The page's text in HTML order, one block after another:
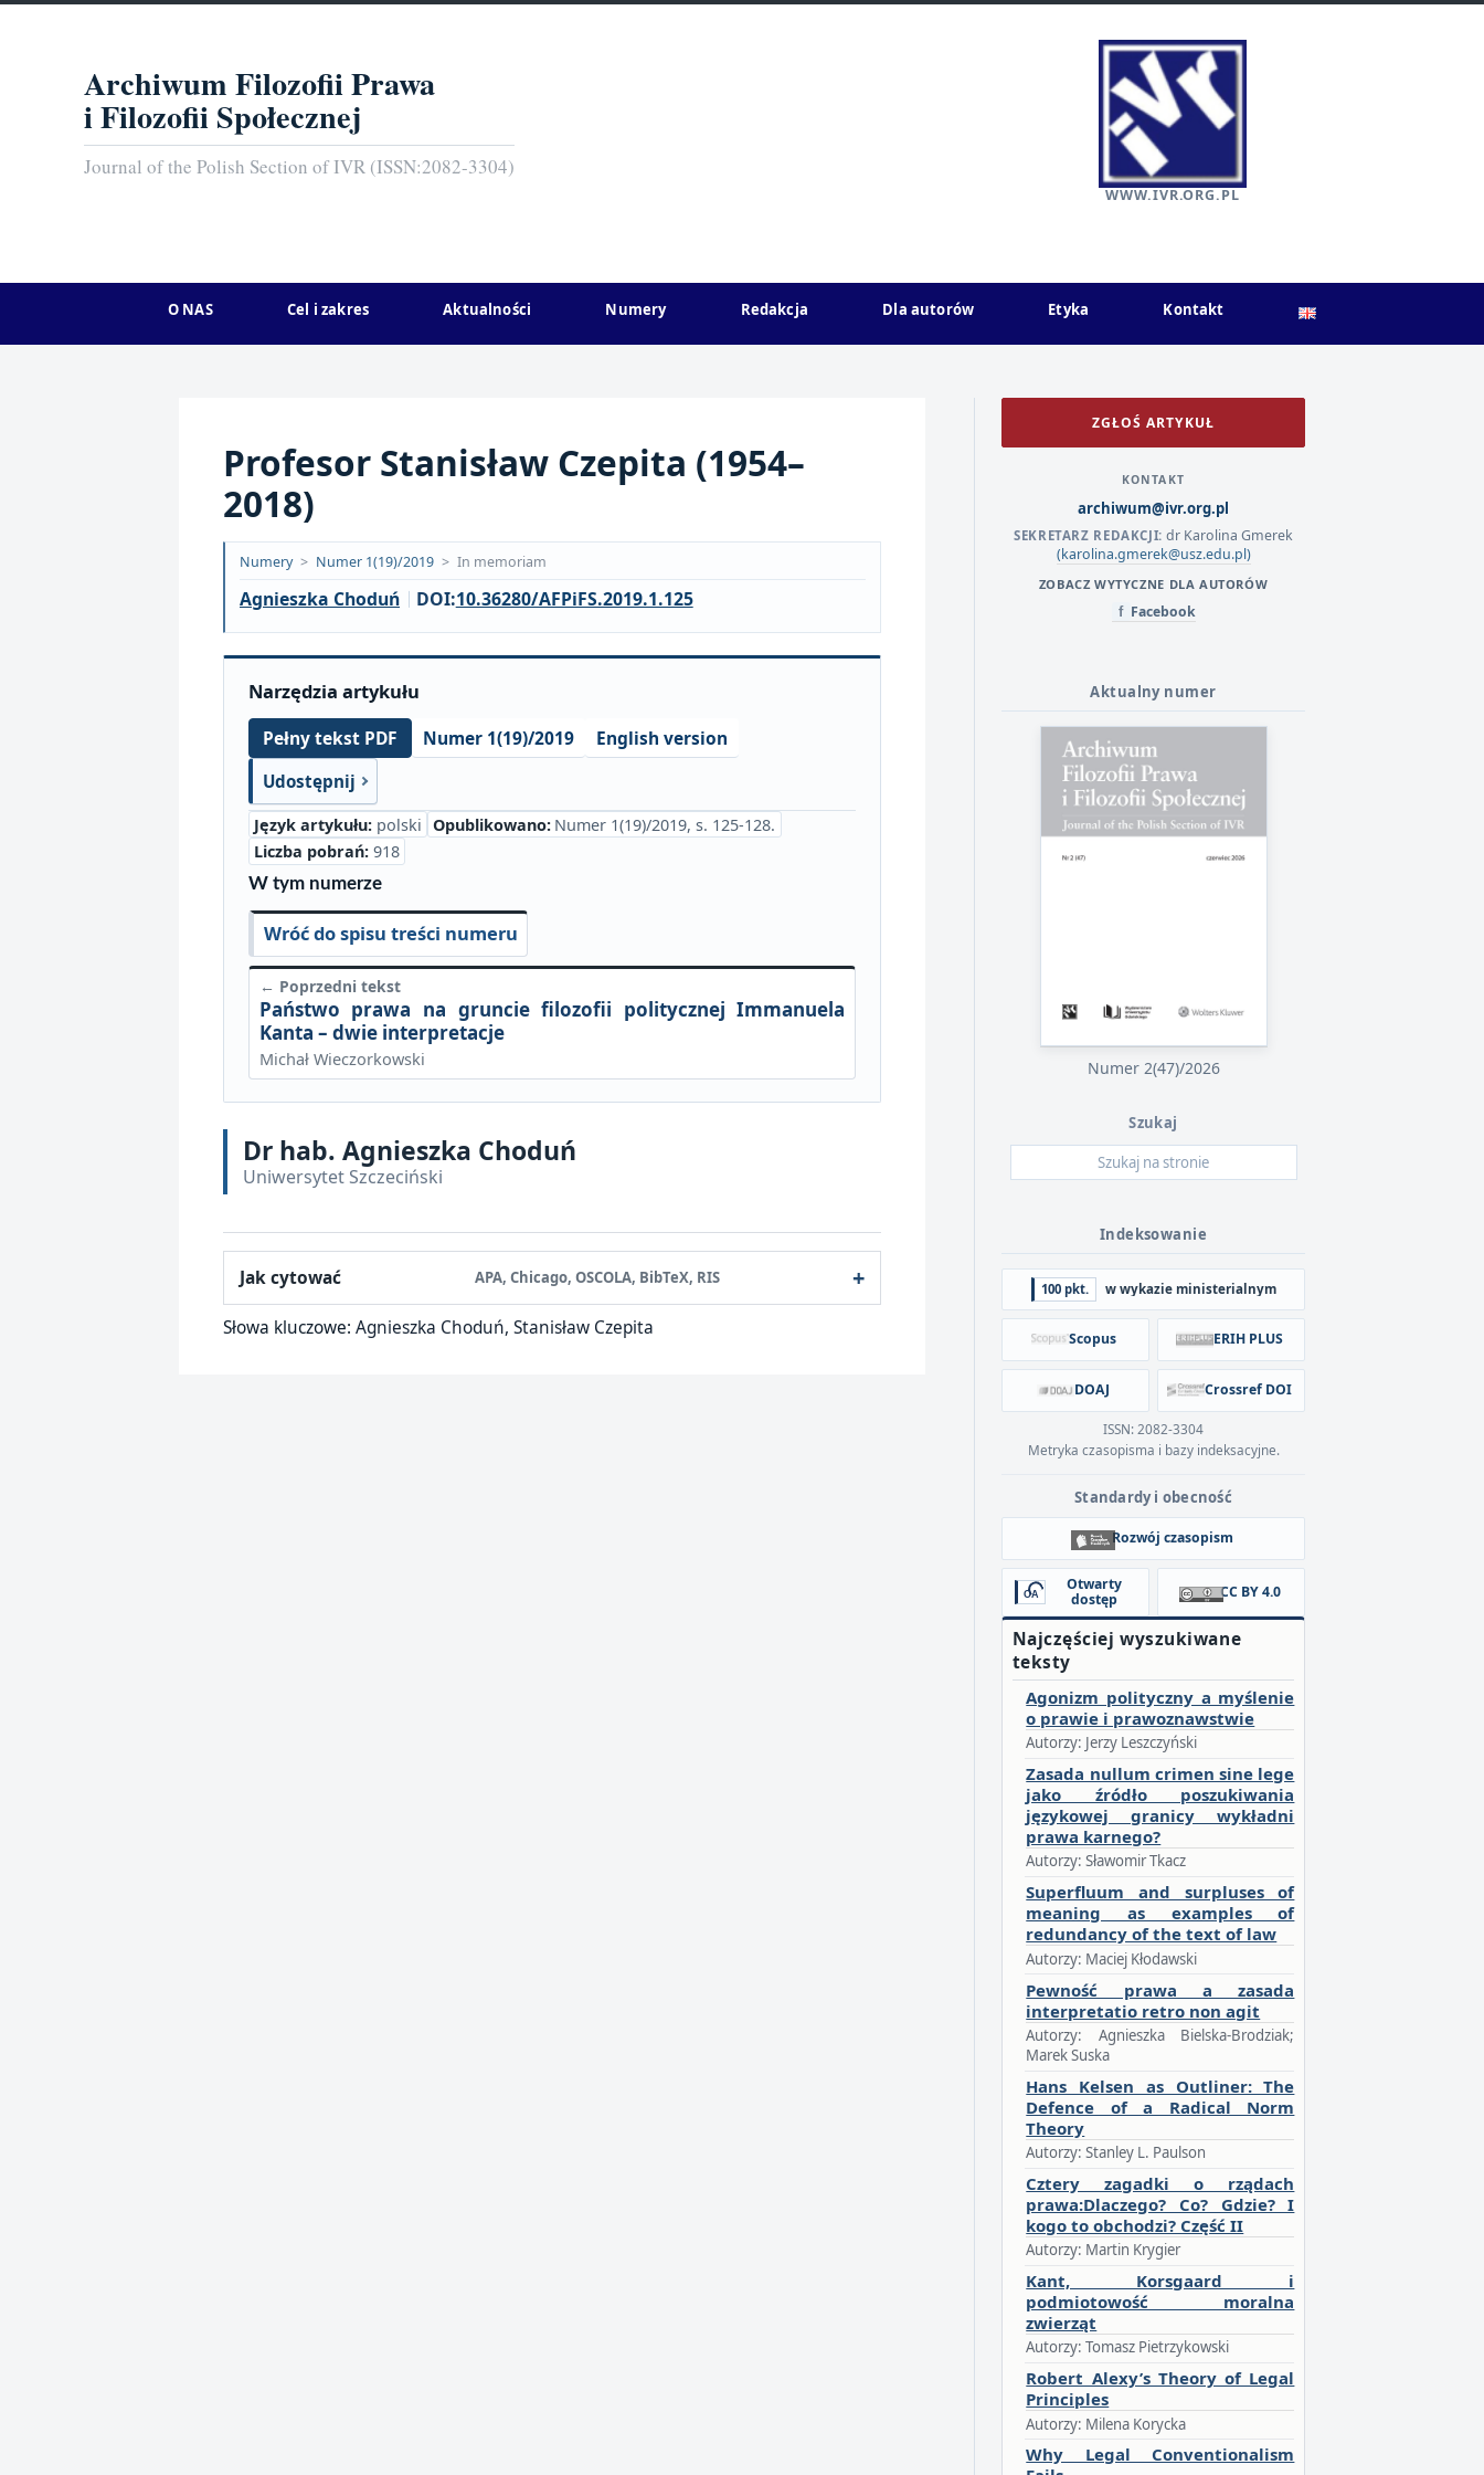
Archiwum Filozofii Prawa
i Filozofii Społecznej
Journal of the Polish Section of IVR (ISSN:2082-3304)
WWW.IVR.ORG.PL
O NAS Cel i zakres Aktualności Numery Redakcja Dla autorów Etyka Kontakt
Profesor Stanisław Czepita (1954–
2018)
Opublikowano:
2019-
09-
30
Numery > Numer 1(19)/2019 > In memoriam
Agnieszka Choduń DOI:10.36280/AFPiFS.2019.1.125
Narzędzia artykułu
Pełny tekst PDF Numer 1(19)/2019 English version
Udostępnij
Język artykułu: polski Opublikowano: Numer 1(19)/2019, s. 125-128.
Liczba pobrań: 918
W tym numerze
Wróć do spisu treści numeru
← Poprzedni tekst
Państwo prawa na gruncie filozofii politycznej Immanuela
Kanta – dwie interpretacje
Michał Wieczorkowski
Dr hab. Agnieszka Choduń
Uniwersytet Szczeciński
Jak cytować APA, Chicago, OSCOLA, BibTeX, RIS
Słowa kluczowe: Agnieszka Choduń, Stanisław Czepita
ZGŁOŚ ARTYKUŁ
KONTAKT
archiwum@ivr.org.pl
SEKRETARZ REDAKCJI: dr Karolina Gmerek
(karolina.gmerek@usz.edu.pl)
ZOBACZ WYTYCZNE DLA AUTORÓW
f Facebook
Aktualny numer
Numer 2(47)/2026
Indeksowanie
100 pkt. w wykazie ministerialnym
Scopus ERIH PLUS
DOAJ Crossref DOI
ISSN: 2082-3304
Metryka czasopisma i bazy indeksacyjne.
Standardy i obecność
Rozwój czasopism
Otwarty
dostęp
CC BY 4.0
Najczęściej wyszukiwane
teksty
Agonizm polityczny a myślenie
o prawie i prawoznawstwie
Autorzy: Jerzy Leszczyński
Zasada nullum crimen sine lege
jako źródło poszukiwania
językowej granicy wykładni
prawa karnego?
Autorzy: Sławomir Tkacz
Superfluum and surpluses of
meaning as examples of
redundancy of the text of law
Autorzy: Maciej Kłodawski
Pewność prawa a zasada
interpretatio retro non agit
Autorzy: Agnieszka Bielska-Brodziak;
Marek Suska
Hans Kelsen as Outliner: The
Defence of a Radical Norm
Theory
Autorzy: Stanley L. Paulson
Cztery zagadki o rządach
prawa:Dlaczego? Co? Gdzie? I
kogo to obchodzi? Część II
Autorzy: Martin Krygier
Kant, Korsgaard i
podmiotowość moralna
zwierząt
Autorzy: Tomasz Pietrzykowski
Robert Alexy’s Theory of Legal
Principles
Autorzy: Milena Korycka
Why Legal Conventionalism
Szukaj